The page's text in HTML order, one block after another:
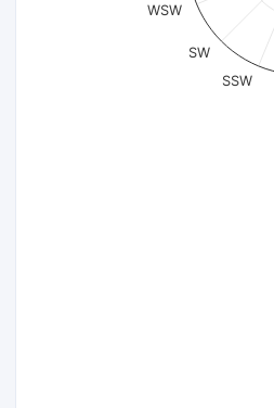
SSW
SW
WSW